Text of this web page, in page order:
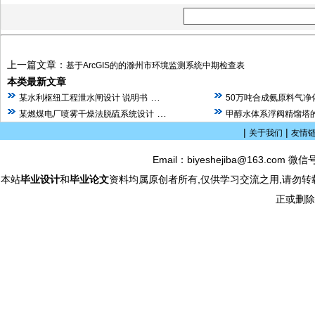
上一篇文章： 基于ArcGIS的的滁州市环境监测系统中期检查表
本类最新文章
某水利枢纽工程泄水闸设计 说明书
50万吨合成氨原料气净
某燃煤电厂喷雾干燥法脱硫系统设计
甲醇水体系浮阀精馏塔
| 关于我们 | 友情
Email：biyeshejiba@163.com 微
本站毕业设计和毕业论文资料均属原创者所有,仅供学习交流之用,请勿
正或删